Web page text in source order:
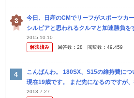
今日、日産のCMでリーフがスポーツカ
シルビアと思われるクルマと加速勝負
として当たり前ですがリーフが勝ちリー
の...
2015.10.10
解決済み
回答数： 28 閲覧数： 49,459
こんばんわ。 180SX、S15の維持費につ
現在19歳です。 まだ先になるのですが
どの車です。 そこで上記の車の維持費が
2013.7.27